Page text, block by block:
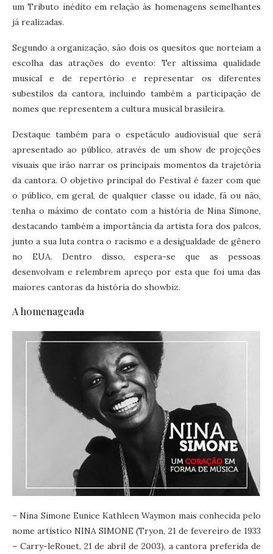
um Tributo inédito em relação às homenagens semelhantes
já realizadas.
Segundo a organização, são dois os quesitos que norteiam a
escolha das atrações do evento: Ter altíssima qualidade
musical e de repertório e representar os diferentes
subestilos da cantora, incluindo também a participação de
nomes que representem a cultura musical brasileira.
Destaque também para o espetáculo audiovisual que será
apresentado ao público, através de um show de projeções
visuais que irão narrar os principais momentos da trajetória
da cantora. O objetivo principal do Festival é fazer com que
o público, em geral, de qualquer classe ou idade, fã ou não,
tenha o máximo de contato com a história de Nina Simone,
destacando também a importância da artista fora dos palcos,
junto a sua luta contra o racismo e a desigualdade de gênero
no EUA. Dentro disso, espera-se que as pessoas
desenvolvam e relembrem apreço por esta que foi uma das
maiores cantoras da história do showbiz.
A homenageada
– Nina Simone Eunice Kathleen Waymon mais conhecida pelo
nome artístico NINA SIMONE (Tryon, 21 de fevereiro de 1933
– Carry-leRouet, 21 de abril de 2003), a cantora preferida de